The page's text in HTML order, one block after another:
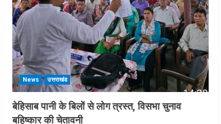
News उत्तराखंड
बेहिसाब पानी के बिलों से लोग त्रस्त, विसभा चुनाव
बहिष्कार की चेतावनी